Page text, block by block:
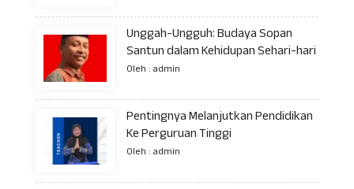
Unggah-Ungguh: Budaya Sopan
Santun dalam Kehidupan Sehari-hari
Oleh : admin
Pentingnya Melanjutkan Pendidikan
Ke Perguruan Tinggi
Oleh : admin